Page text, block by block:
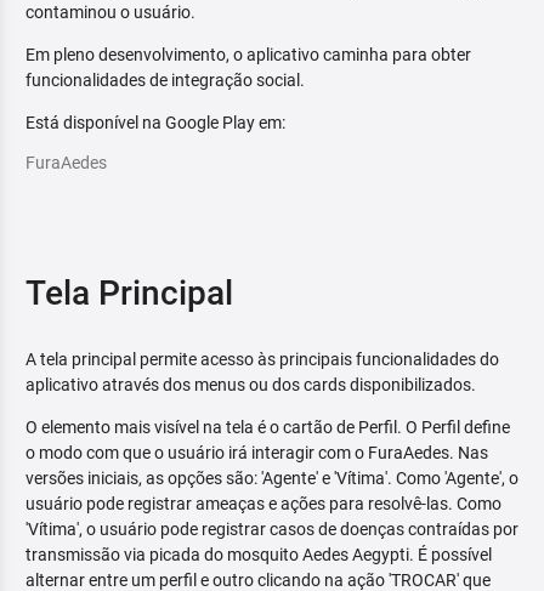
contaminou o usuário.
Em pleno desenvolvimento, o aplicativo caminha para obter
funcionalidades de integração social.
Está disponível na Google Play em:
FuraAedes
Tela Principal
A tela principal permite acesso às principais funcionalidades do
aplicativo através dos menus ou dos cards disponibilizados.
O elemento mais visível na tela é o cartão de Perfil. O Perfil define
o modo com que o usuário irá interagir com o FuraAedes. Nas
versões iniciais, as opções são: 'Agente' e 'Vítima'. Como 'Agente', o
usuário pode registrar ameaças e ações para resolvê-las. Como
'Vítima', o usuário pode registrar casos de doenças contraídas por
transmissão via picada do mosquito Aedes Aegypti. É possível
alternar entre um perfil e outro clicando na ação 'TROCAR' que